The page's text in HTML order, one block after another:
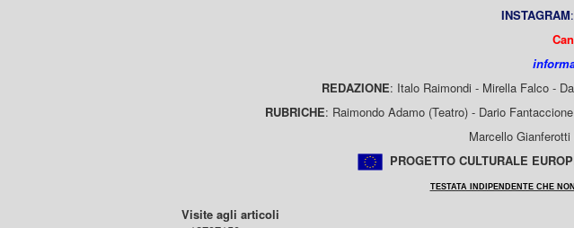
INSTAGRAM:
REDAZIONE: Italo Raimondi - Mirella Falco -
RUBRICHE: Raimondo Adamo (Teatro) - Dario
Marcello
PROGETTO CULTURALE
TESTATA INDIPENDENTE CHE
Visite agli articoli